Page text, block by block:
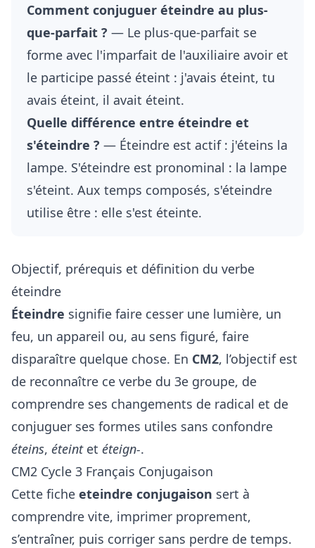
Comment conjuguer éteindre au plus-
que-parfait ? — Le plus-que-parfait se
forme avec l'imparfait de l'auxiliaire avoir et
le participe passé éteint : j'avais éteint, tu
avais éteint, il avait éteint.
Quelle différence entre éteindre et
s'éteindre ? — Éteindre est actif : j'éteins la
lampe. S'éteindre est pronominal : la lampe
s'éteint. Aux temps composés, s'éteindre
utilise être : elle s'est éteinte.
Objectif, prérequis et définition du verbe
éteindre
Éteindre signifie faire cesser une lumière, un
feu, un appareil ou, au sens figuré, faire
disparaître quelque chose. En CM2, l’objectif est
de reconnaître ce verbe du 3e groupe, de
comprendre ses changements de radical et de
conjuguer ses formes utiles sans confondre
éteins, éteintet éteign-.
CM2 Cycle 3 Français Conjugaison
Cette fiche eteindre conjugaison sert à
comprendre vite, imprimer proprement,
s’entraîner, puis corriger sans perdre de temps.